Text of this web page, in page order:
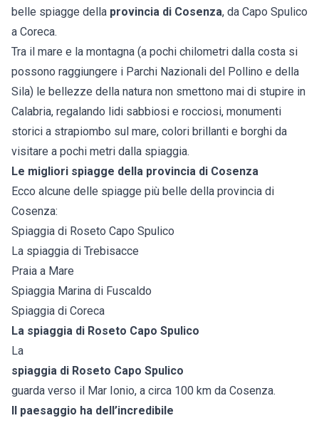
belle spiagge della provincia di Cosenza, da Capo Spulico
a Coreca.
Tra il mare e la montagna (a pochi chilometri dalla costa si
possono raggiungere i Parchi Nazionali del Pollino e della
Sila) le bellezze della natura non smettono mai di stupire in
Calabria, regalando lidi sabbiosi e rocciosi, monumenti
storici a strapiombo sul mare, colori brillanti e borghi da
visitare a pochi metri dalla spiaggia.
Le migliori spiagge della provincia di Cosenza
Ecco alcune delle spiagge più belle della provincia di
Cosenza:
Spiaggia di Roseto Capo Spulico
La spiaggia di Trebisacce
Praia a Mare
Spiaggia Marina di Fuscaldo
Spiaggia di Coreca
La spiaggia di Roseto Capo Spulico
La
spiaggia di Roseto Capo Spulico
guarda verso il Mar Ionio, a circa 100 km da Cosenza.
Il paesaggio ha dell’incredibile